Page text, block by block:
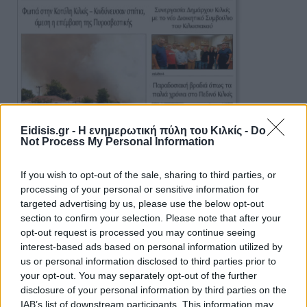
Eidisis.gr - Η ενημερωτική πύλη του Κιλκίς - Do
Not Process My Personal Information
If you wish to opt-out of the sale, sharing to third parties, or
processing of your personal or sensitive information for
targeted advertising by us, please use the below opt-out
section to confirm your selection. Please note that after your
opt-out request is processed you may continue seeing
interest-based ads based on personal information utilized by
us or personal information disclosed to third parties prior to
your opt-out. You may separately opt-out of the further
disclosure of your personal information by third parties on the
IAB’s list of downstream participants. This information may
Πρωινή 5-8-2026